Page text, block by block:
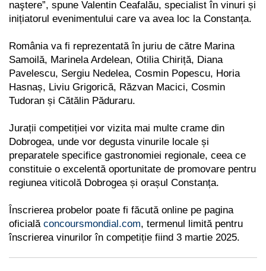
naştere”, spune Valentin Ceafalău, specialist în vinuri și
inițiatorul evenimentului care va avea loc la Constanța.
România va fi reprezentată în juriu de către Marina
Samoilă, Marinela Ardelean, Otilia Chiriță, Diana
Pavelescu, Sergiu Nedelea, Cosmin Popescu, Horia
Hasnaș, Liviu Grigorică, Răzvan Macici, Cosmin
Tudoran și Cătălin Păduraru.
Jurații competiției vor vizita mai multe crame din
Dobrogea, unde vor degusta vinurile locale și
preparatele specifice gastronomiei regionale, ceea ce
constituie o excelentă oportunitate de promovare pentru
regiunea viticolă Dobrogea și orașul Constanța.
Înscrierea probelor poate fi făcută online pe pagina
oficială concoursmondial.com, termenul limită pentru
înscrierea vinurilor în competiție fiind 3 martie 2025.